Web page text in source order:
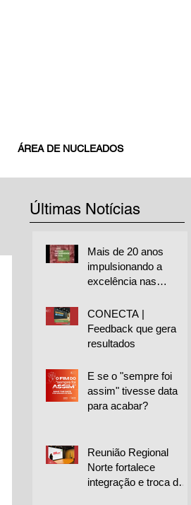
ÁREA DE NUCLEADOS
Últimas Notícias
Mais de 20 anos
impulsionando a
excelência nas
CONECTA |
Feedback que gera
resultados
E se o "sempre foi
assim" tivesse data
para acabar?
Reunião Regional
Norte fortalece
integração e troca de